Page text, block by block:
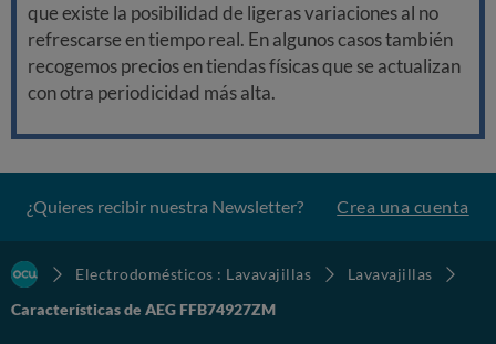
que existe la posibilidad de ligeras variaciones al no
refrescarse en tiempo real. En algunos casos también
recogemos precios en tiendas físicas que se actualizan
con otra periodicidad más alta.
¿Quieres recibir nuestra Newsletter? Crea una cuenta
Electrodomésticos : Lavavajillas
Lavavajillas
Características de AEG FFB74927ZM